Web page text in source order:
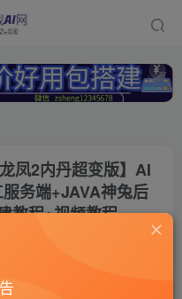
凤2内丹超变版】AI
务端+JAVA神兔后
教程+视频教程